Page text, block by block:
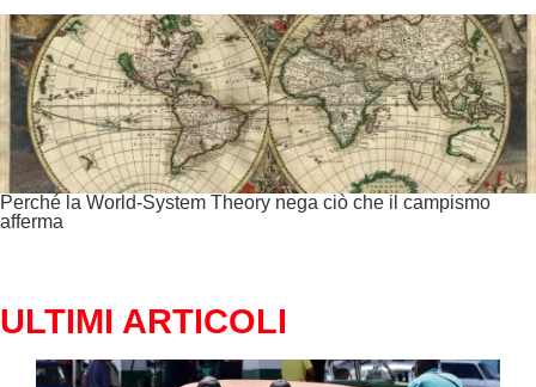
Perché la World-System Theory nega ciò che il campismo
afferma
ULTIMI ARTICOLI